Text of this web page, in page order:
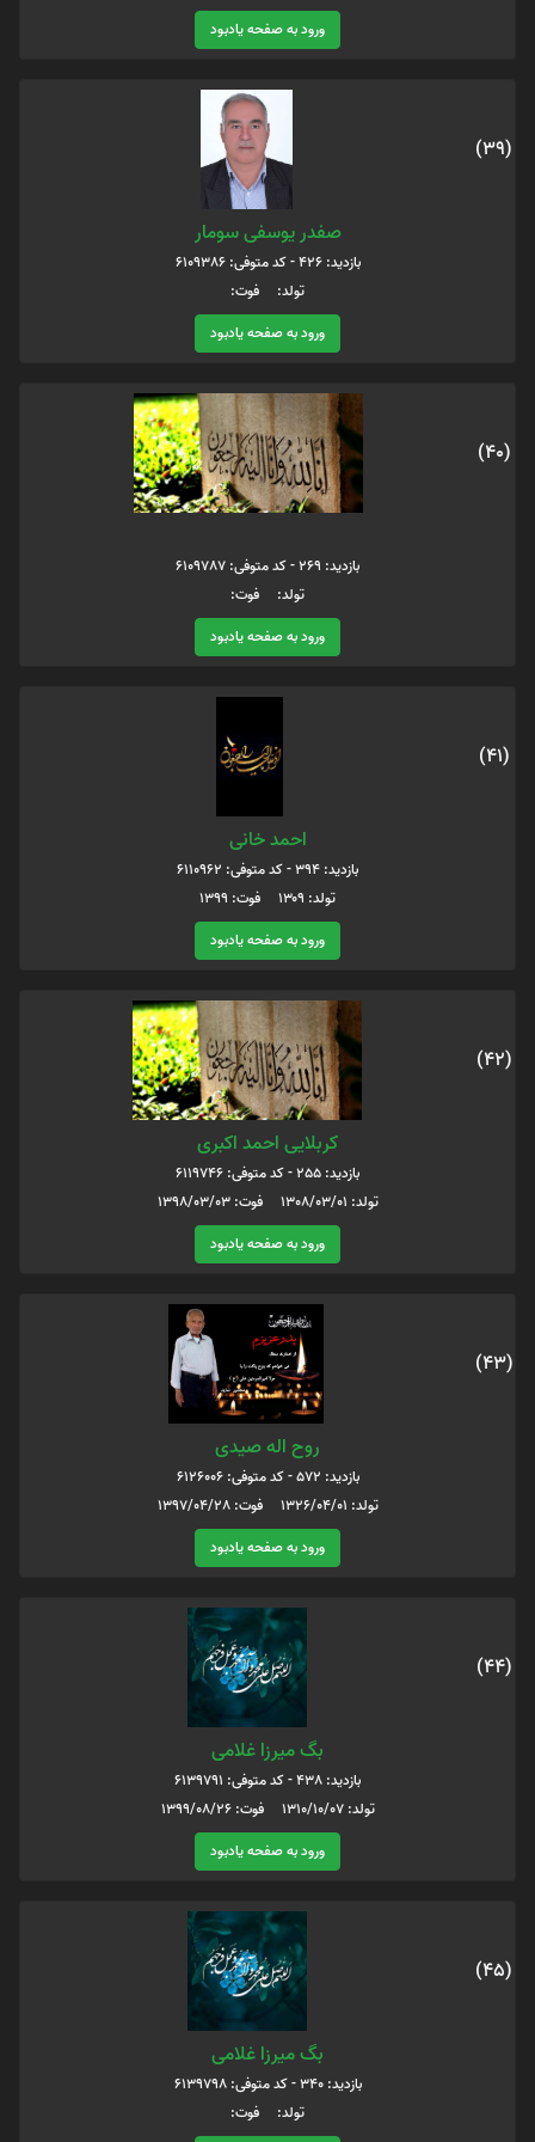
ورود به صفحه یادبود
(39)
صفدر یوسفی سومار
بازدید: 426 - کد متوفی: 6109386
تولد: فوت:
ورود به صفحه یادبود
(40)
بازدید: 269 - کد متوفی: 6109787
تولد: فوت:
ورود به صفحه یادبود
(41)
احمد خانی
بازدید: 394 - کد متوفی: 6110962
تولد: ۱۳۰۹ فوت: ۱۳۹۹
ورود به صفحه یادبود
(42)
کربلایی احمد اکبری
بازدید: 255 - کد متوفی: 6119746
تولد: 1308/03/01 فوت: 1398/03/03
ورود به صفحه یادبود
(43)
روح اله صیدی
بازدید: 572 - کد متوفی: 6126006
تولد: 1326/04/01 فوت: 1397/04/28
ورود به صفحه یادبود
(44)
بگ میرزا غلامی
بازدید: 438 - کد متوفی: 6139791
تولد: 1310/10/07 فوت: 1399/08/26
ورود به صفحه یادبود
(45)
بگ میرزا غلامی
بازدید: 340 - کد متوفی: 6139798
تولد: فوت: